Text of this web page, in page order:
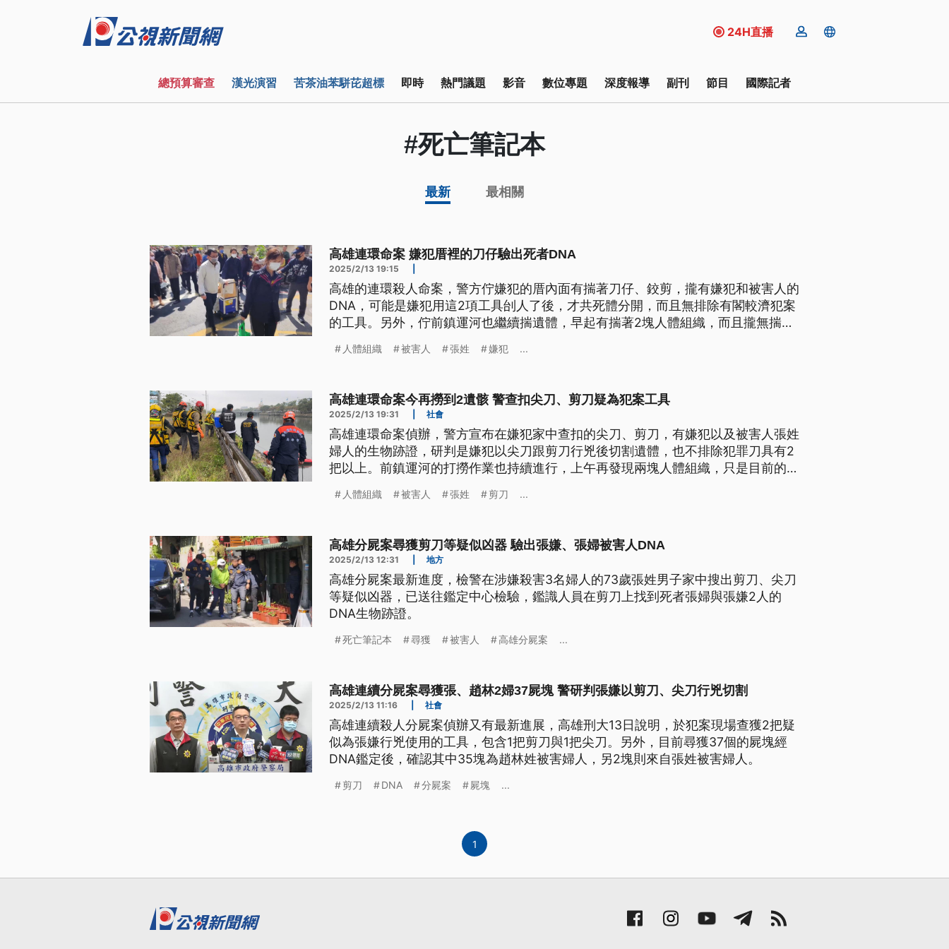
24H直播
總預算審查 漢光演習 苦茶油苯駢芘超標 即時 熱門議題 影音 數位專題 深度報導 副刊 節目 國際記者
#死亡筆記本
最新 最相關
高雄連環命案 嫌犯厝裡的刀仔驗出死者DNA
2025/2/13 19:15
高雄的連環殺人命案，警方佇嫌犯的厝內面有揣著刀仔、鉸剪，攏有嫌犯和被害人的
DNA，可能是嫌犯用這2項工具刣人了後，才共死體分開，而且無排除有閣較濟犯案
的工具。另外，佇前鎮運河也繼續揣遺體，早起有揣著2塊人體組織，而且攏無揣著
人體組織 被害人 張姓 嫌犯 ...
高雄連環命案今再撈到2遺骸 警查扣尖刀、剪刀疑為犯案工具
2025/2/13 19:31 社會
高雄連環命案偵辦，警方宣布在嫌犯家中查扣的尖刀、剪刀，有嫌犯以及被害人張姓
婦人的生物跡證，研判是嫌犯以尖刀跟剪刀行兇後切割遺體，也不排除犯罪刀具有2
把以上。前鎮運河的打撈作業也持續進行，上午再發現兩塊人體組織，只是目前的遺
組織還沒尋獲。
人體組織 被害人 張姓 剪刀 ...
高雄分屍案尋獲剪刀等疑似凶器 驗出張嫌、張婦被害人DNA
2025/2/13 12:31 地方
高雄分屍案最新進度，檢警在涉嫌殺害3名婦人的73歲張姓男子家中搜出剪刀、尖刀
等疑似凶器，已送往鑑定中心檢驗，鑑識人員在剪刀上找到死者張婦與張嫌2人的
DNA生物跡證。
死亡筆記本 尋獲 被害人 高雄分屍案 ...
高雄連續分屍案尋獲張、趙林2婦37屍塊 警研判張嫌以剪刀、尖刀行兇切割
2025/2/13 11:16 社會
高雄連續殺人分屍案偵辦又有最新進展，高雄刑大13日說明，於犯案現場查獲2把疑
似為張嫌行兇使用的工具，包含1把剪刀與1把尖刀。另外，目前尋獲37個的屍塊經
DNA鑑定後，確認其中35塊為趙林姓被害婦人，另2塊則來自張姓被害婦人。
剪刀 DNA 分屍案 屍塊 ...
1